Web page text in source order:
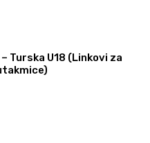
Turska U18 (Linkovi za